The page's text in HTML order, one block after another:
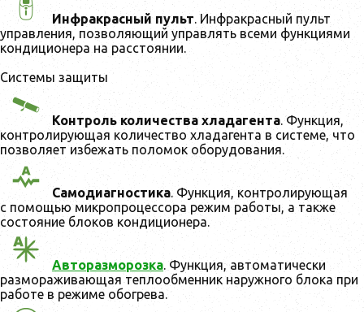
Инфракрасный пульт . Инфракрасный пульт
управления, позволяющий управлять всеми функциями
кондиционера на расстоянии.
Системы защиты
Контроль количества хладагента . Функция,
контролирующая количество хладагента в системе, что
позволяет избежать поломок оборудования.
Самодиагностика . Функция, контролирующая
с помощью микропроцессора режим работы, а также
состояние блоков кондиционера.
Авторазморозка . Функция, автоматически
размораживающая теплообменник наружного блока при
работе в режиме обогрева.